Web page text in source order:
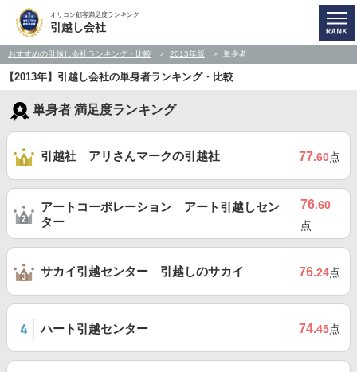
オリコン顧客満足度ランキング
引越し会社
おすすめの引越し会社ランキング・比較 2013年版 単身者
【2013年】引越し会社の単身者ランキング・比較
単身者 満足度ランキング
引越社 アリさんマークの引越社 77.60点
アートコーポレーション アート引越しセン
ター
76.60
点
サカイ引越センター 引越しのサカイ 76.24点
ハート引越センター 74.45点